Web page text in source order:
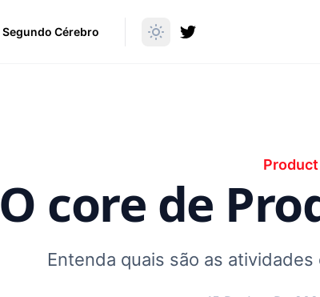
Segundo Cérebro
O core de
Entenda quais são as